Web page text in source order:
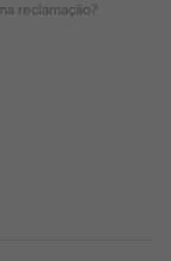
reclamação?